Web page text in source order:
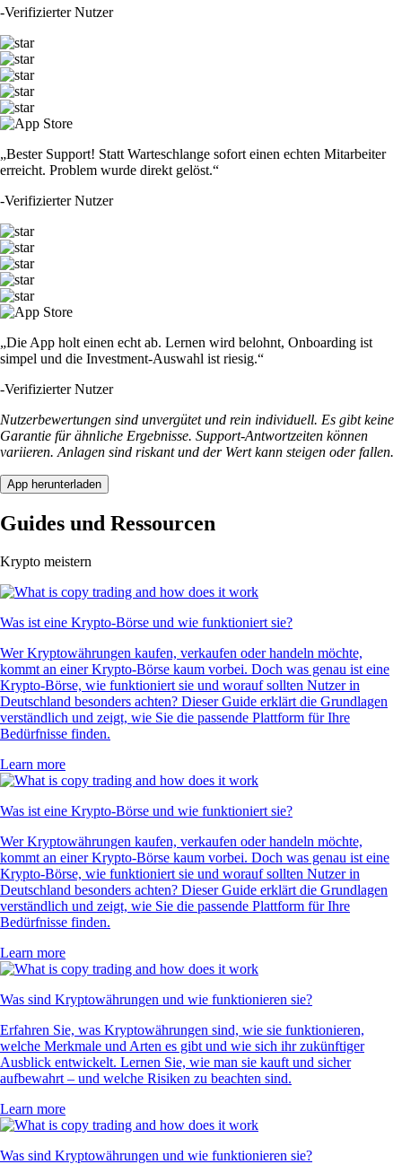
-Verifizierter Nutzer
„Bester Support! Statt Warteschlange sofort einen echten Mitarbeiter
erreicht. Problem wurde direkt gelöst.“
-Verifizierter Nutzer
„Die App holt einen echt ab. Lernen wird belohnt, Onboarding ist
simpel und die Investment-Auswahl ist riesig.“
-Verifizierter Nutzer
Nutzerbewertungen sind unvergütet und rein individuell. Es gibt keine
Garantie für ähnliche Ergebnisse. Support-Antwortzeiten können
variieren. Anlagen sind riskant und der Wert kann steigen oder fallen.
App herunterladen
Guides und Ressourcen
Krypto meistern
Was ist eine Krypto-Börse und wie funktioniert sie?
Wer Kryptowährungen kaufen, verkaufen oder handeln möchte,
kommt an einer Krypto-Börse kaum vorbei. Doch was genau ist eine
Krypto-Börse, wie funktioniert sie und worauf sollten Nutzer in
Deutschland besonders achten? Dieser Guide erklärt die Grundlagen
verständlich und zeigt, wie Sie die passende Plattform für Ihre
Bedürfnisse finden.
Learn more
Was ist eine Krypto-Börse und wie funktioniert sie?
Wer Kryptowährungen kaufen, verkaufen oder handeln möchte,
kommt an einer Krypto-Börse kaum vorbei. Doch was genau ist eine
Krypto-Börse, wie funktioniert sie und worauf sollten Nutzer in
Deutschland besonders achten? Dieser Guide erklärt die Grundlagen
verständlich und zeigt, wie Sie die passende Plattform für Ihre
Bedürfnisse finden.
Learn more
Was sind Kryptowährungen und wie funktionieren sie?
Erfahren Sie, was Kryptowährungen sind, wie sie funktionieren,
welche Merkmale und Arten es gibt und wie sich ihr zukünftiger
Ausblick entwickelt. Lernen Sie, wie man sie kauft und sicher
aufbewahrt – und welche Risiken zu beachten sind.
Learn more
Was sind Kryptowährungen und wie funktionieren sie?